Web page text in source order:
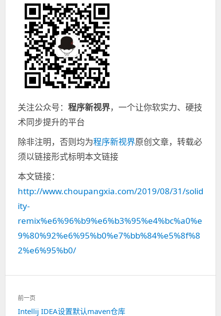
关注公众号： 程序新视界，一个让你软实力、硬技
术同步提升的平台
除非注明，否则均为程序新视界原创文章，转载必
须以链接形式标明本文链接
本文链接：
http://www.choupangxia.com/2019/08/31/solid
ity-
remix%e6%96%b9%e6%b3%95%e4%bc%a0%e
9%80%92%e6%95%b0%e7%bb%84%e5%8f%8
2%e6%95%b0/
文
章
前一页
上
Intellij IDEA设置默认maven仓库